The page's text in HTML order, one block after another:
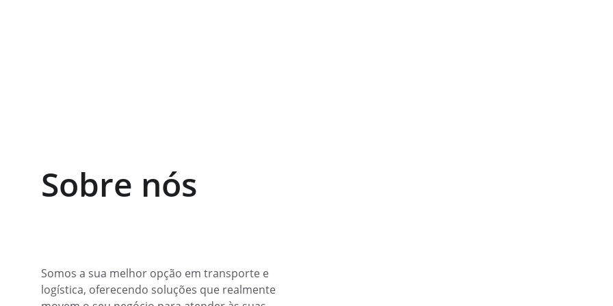
Sobre nós
Somos a sua melhor opção em transporte e
logística, oferecendo soluções que realmente